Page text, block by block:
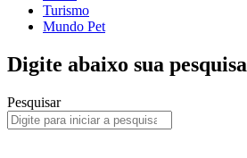
Turismo
Mundo Pet
Digite abaixo sua pesquisa
Pesquisar